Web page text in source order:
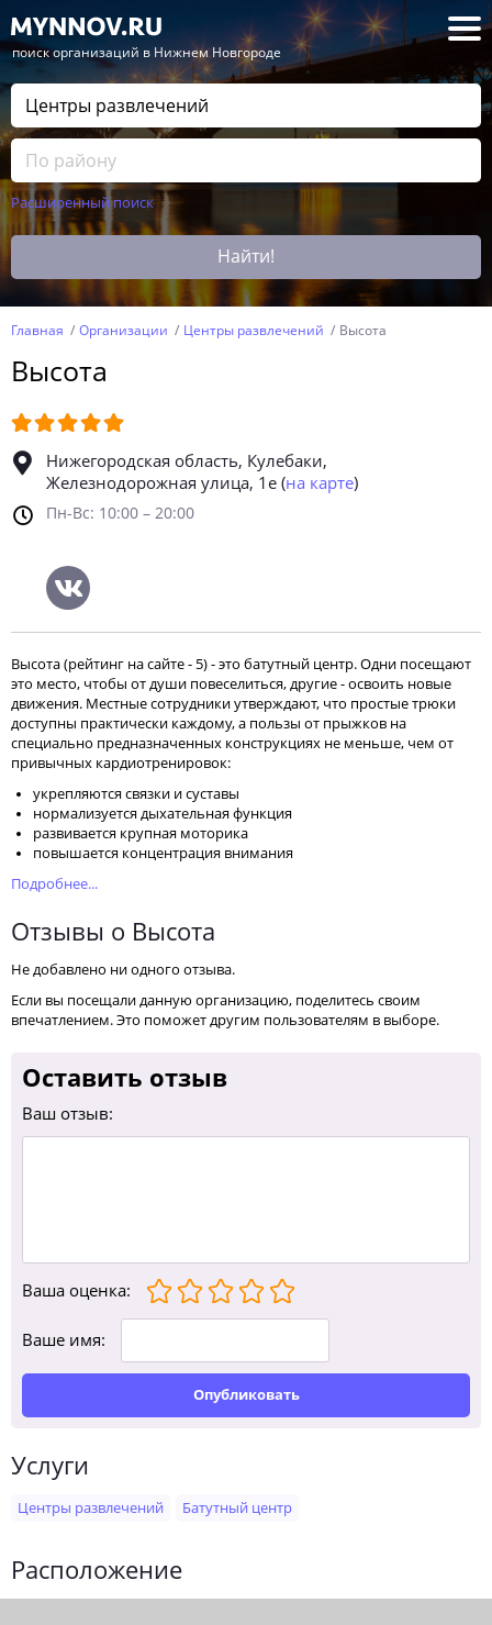
— поиск организаций в Нижнем Новгороде
Расширенный поиск
Найти!
Главная Организации Центры развлечений Высота
Высота
Нижегородская область, Кулебаки,
Железнодорожная улица, 1е (на карте)
Пн-Вс: 10:00 – 20:00
Высота (рейтинг на сайте - 5) - это батутный центр. Одни посещают
это место, чтобы от души повеселиться, другие - освоить новые
движения. Местные сотрудники утверждают, что простые трюки
доступны практически каждому, а пользы от прыжков на
специально предназначенных конструкциях не меньше, чем от
привычных кардиотренировок:
укрепляются связки и суставы
нормализуется дыхательная функция
развивается крупная моторика
повышается концентрация внимания
Подробнее...
Отзывы о Высота
Не добавлено ни одного отзыва.
Если вы посещали данную организацию, поделитесь своим
впечатлением. Это поможет другим пользователям в выборе.
Оставить отзыв
Ваш отзыв:
Ваша оценка:
Ваше имя:
Опубликовать
Услуги
Центры развлечений Батутный центр
Расположение